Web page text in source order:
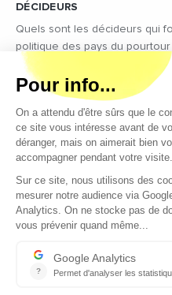
DÉCIDEURS
Quels sont les décideurs qui
politique des pays du pourtour
Copyright © 2026 - Tous
Qui sommes-nous ?
Contact